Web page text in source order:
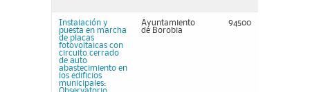
Instalación y
puesta en marcha
de placas
fotovoltaicas con
circuito cerrado
de auto
abastecimiento en
los edificios
municipales:
Ayuntamiento
de Borobia
94500